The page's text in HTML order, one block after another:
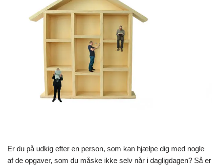
Er du på udkig efter en person, som kan hjælpe dig med nogle
af de opgaver, som du måske ikke selv når i dagligdagen? Så er